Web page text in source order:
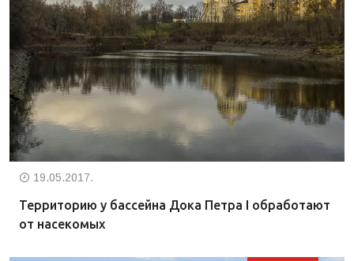
19.05.2017.
Территорию у бассейна Дока Петра I обработают
от насекомых